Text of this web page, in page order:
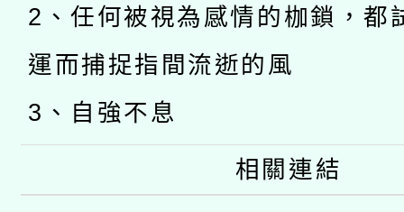
2、任何被視為感情的枷鎖，都
運而捕捉指間流逝的風
3、自強不息
相關連結